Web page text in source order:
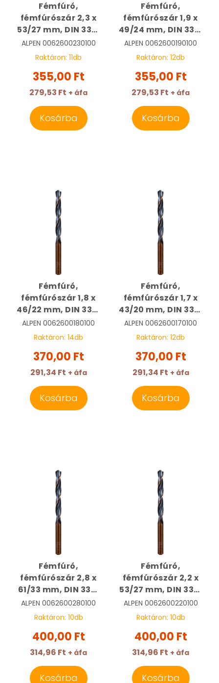
Fémfúró,
fémfúrószár 2,3 x
53/27 mm, DIN 338,
HSS, Sprint Master |
ALPEN
ALPEN 0062600230100
Raktáron: 11db
355,00 Ft
279,53 Ft + áfa
Kosárba
Fémfúró,
fémfúrószár 1,9 x
49/24 mm, DIN 338,
HSS, Sprint Master |
ALPEN
ALPEN 0062600190100
Raktáron: 12db
355,00 Ft
279,53 Ft + áfa
Kosárba
Fémfúró,
fémfúrószár 1,8 x
46/22 mm, DIN 338,
HSS, Sprint Master |
ALPEN
ALPEN 0062600180100
Raktáron: 14db
370,00 Ft
291,34 Ft + áfa
Kosárba
Fémfúró,
fémfúrószár 1,7 x
43/20 mm, DIN 338,
HSS, Sprint Master |
ALPEN
ALPEN 0062600170100
Raktáron: 12db
370,00 Ft
291,34 Ft + áfa
Kosárba
Fémfúró,
fémfúrószár 2,8 x
61/33 mm, DIN 338,
HSS, Sprint Master |
ALPEN
ALPEN 0062600280100
Raktáron: 10db
400,00 Ft
314,96 Ft + áfa
Kosárba
Fémfúró,
fémfúrószár 2,2 x
53/27 mm, DIN 338,
HSS, Sprint Master |
ALPEN
ALPEN 0062600220100
Raktáron: 10db
400,00 Ft
314,96 Ft + áfa
Kosárba